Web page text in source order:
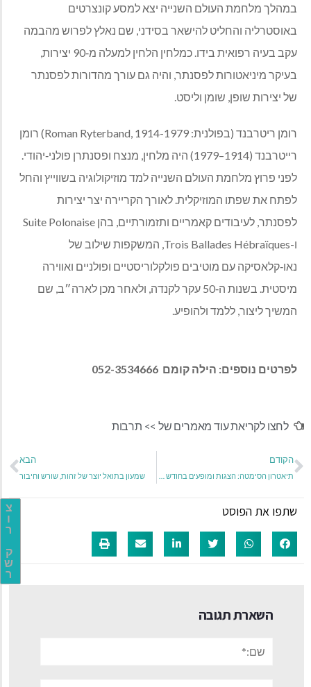
צ
ו
ר
ק
ש
ר
במהלך מלחמת העולם השנייה יצא למסע קונצרטים
באוסטרליה והחליט להישאר בסידני, שם נאלץ לפרוש מהבמה
עקב בעיה רפואית בידו. כמלחין הלחין למעלה מ‑
90 יצירות,
בעיקר מיניאטורות לפסנתר, והיה גם עורך מהדורות לפסנתר
של יצירות שופן, שומן וליסט.
רומן ריטרבנד (בפולנית: Roman Ryterband, 1914-1979) רומן
רייטרבנד (1914–1979) היה מלחין, מנצח ופסנתרן פולני
‑יהודי.
לפני פרוץ מלחמת העולם השנייה למד מוזיקולוגיה בשווייץ והחל
לפתח את שפתו המוזיקלית. לאורך הקריירה יצר יצירות
לפסנתר, לעיבודים קאמריים ותזמורתיים, בהן Suite Polonaise
ו-Trois Ballades Hébraïques, המשקפות שילוב של
נאו‑קלאסיקה עם מוטיבים פולקלוריסטיים ופולניים ואווירה
מיסטית. בשנות ה‑
50 עקר לקנדה, ולאחר מכן לארה״ב, שם
המשיך ליצור, ללמד ולהופיע.
לפרטים נוספים: הילה קומם 052-3534666
לחצו לקריאת עוד מאמרים של >> תרבות
הקודם הבא
שמעון בתואל יוצר של זהות, שורש וחיבור
שתפו את הפוסט
השארת תגובה